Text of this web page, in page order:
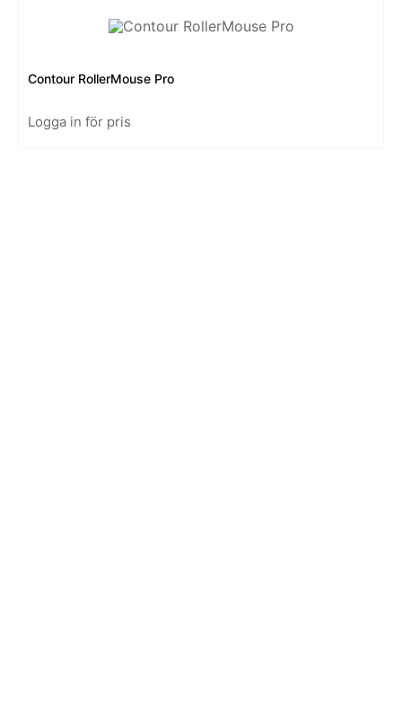
Contour RollerMouse Pro
Logga in för pris